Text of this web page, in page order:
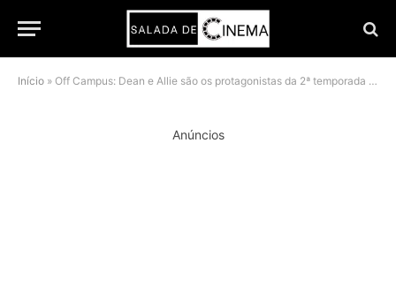
Início » Off Campus: Dean e Allie são os protagonistas da 2ª temporada e as primeiras fotos mostram por quê
Anúncios